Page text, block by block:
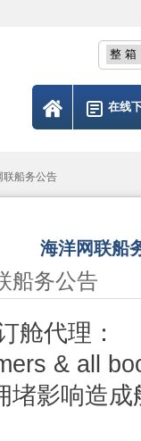
在线
联船务公告
海洋网联船
船务公告
舱代理：
& all
堵影响造